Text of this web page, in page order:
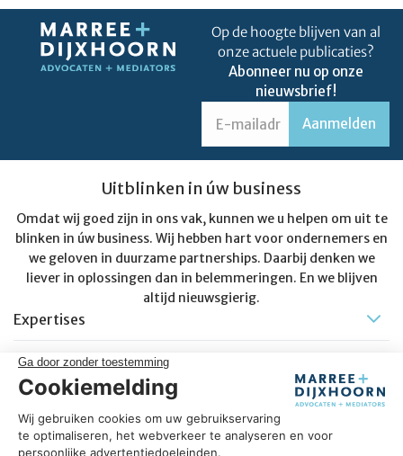
aan partijen op de markt.
Op de hoogte blijven van al
onze actuele publicaties?
Abonneer nu op onze
nieuwsbrief!
Uitblinken in úw business
Omdat wij goed zijn in ons vak, kunnen we u helpen om uit te
blinken in úw business. Wij hebben hart voor ondernemers en
we geloven in duurzame partnerships. Daarbij denken we
liever in oplossingen dan in belemmeringen. En we blijven
altijd nieuwsgierig.
Expertises
Informatie